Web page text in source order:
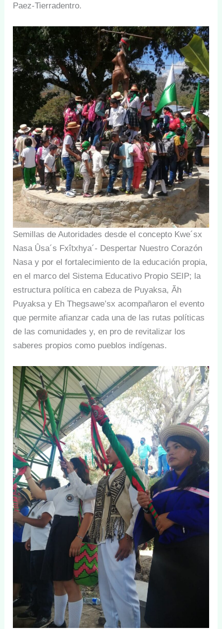
Paez-Tierradentro.
Semillas de Autoridades desde el concepto Kwe´sx
Nasa Ûsa´s Fxîtxhya´- Despertar Nuestro Corazón
Nasa y por el fortalecimiento de la educación propia,
en el marco del Sistema Educativo Propio SEIP; la
estructura política en cabeza de Puyaksa, Ãh
Puyaksa y Eh Thegsawe’sx acompañaron el evento
que permite afianzar cada una de las rutas políticas
de las comunidades y, en pro de revitalizar los
saberes propios como pueblos indígenas.